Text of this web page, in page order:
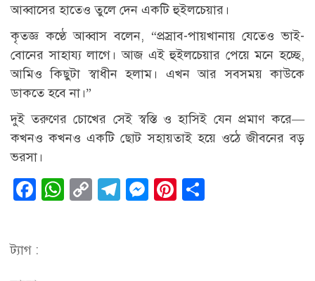
আব্বাসের হাতেও তুলে দেন একটি হুইলচেয়ার।
কৃতজ্ঞ কণ্ঠে আব্বাস বলেন, “প্রস্রাব-পায়খানায় যেতেও ভাই-
বোনের সাহায্য লাগে। আজ এই হুইলচেয়ার পেয়ে মনে হচ্ছে,
আমিও কিছুটা স্বাধীন হলাম। এখন আর সবসময় কাউকে
ডাকতে হবে না।”
দুই তরুণের চোখের সেই স্বস্তি ও হাসিই যেন প্রমাণ করে—
কখনও কখনও একটি ছোট সহায়তাই হয়ে ওঠে জীবনের বড়
ভরসা।
Facebook
WhatsApp
CopyTelegram
Messenger
Pinterest
ট্যাগ :